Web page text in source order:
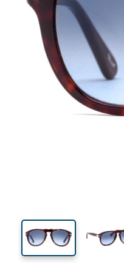
46 mm
Wysokość soczewki